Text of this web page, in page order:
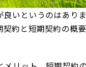
良いというのはあり
契約と短期契約の概